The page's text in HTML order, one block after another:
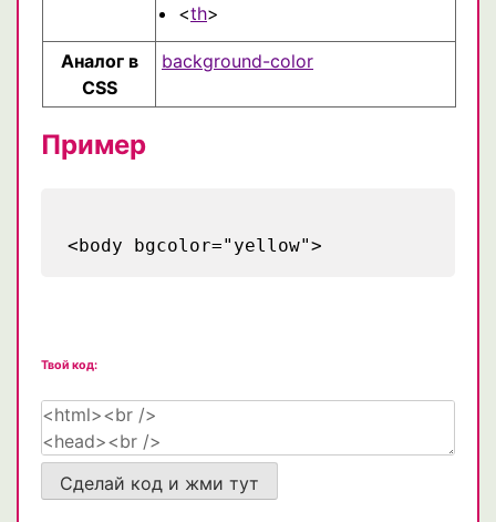
<th>
Аналог в
CSS
background-color
Пример
<body bgcolor="yellow">
Твой код:
Сделай код и жми тут